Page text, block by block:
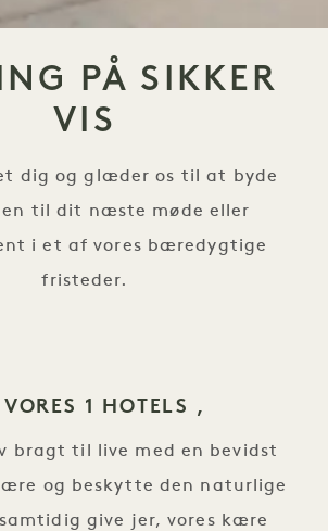
PÅ SIKKER
VIS
dig og glæder os til at byde
til dit næste møde eller
i et af vores bæredygtige
fristeder.
1 HOTELS ,
bragt til live med en bevidst
og beskytte den naturlige
give jer, vores kære